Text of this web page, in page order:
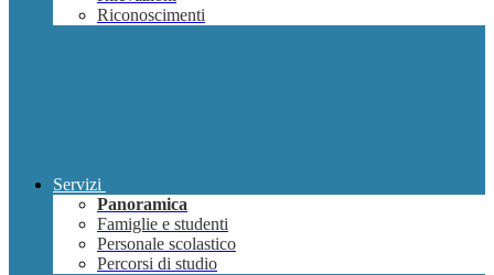
Riconoscimenti
Servizi
Panoramica
Famiglie e studenti
Personale scolastico
Percorsi di studio